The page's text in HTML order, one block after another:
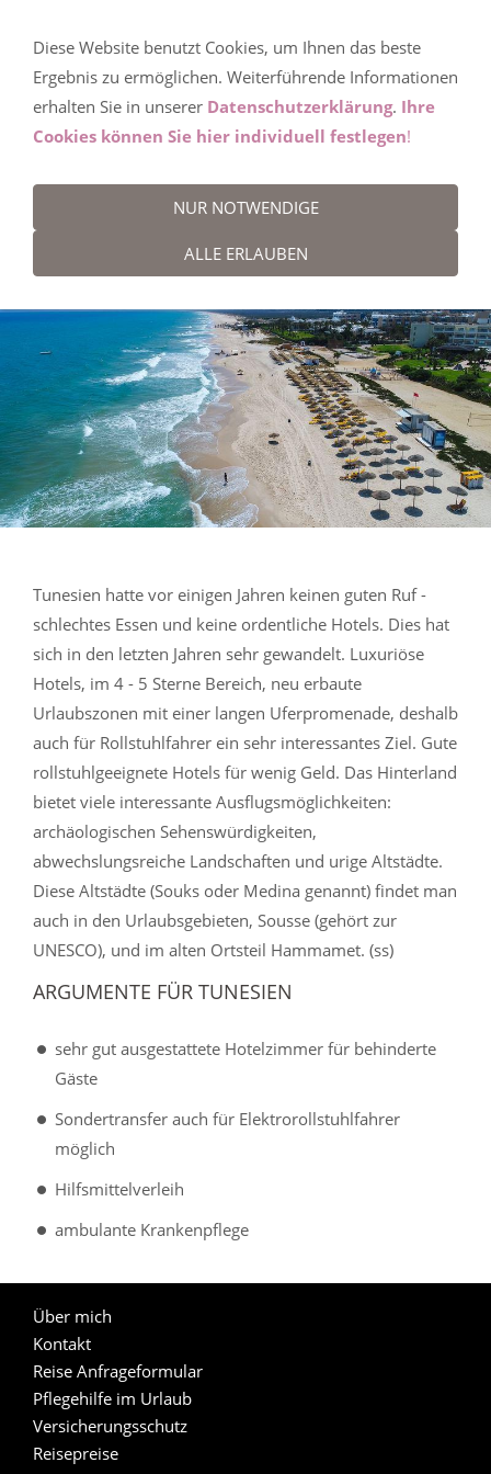
Tunesien
Tunesien hatte vor einigen Jahren keinen guten Ruf -
schlechtes Essen und keine ordentliche Hotels. Dies hat
sich in den letzten Jahren sehr gewandelt. Luxuriöse
Hotels, im 4 - 5 Sterne Bereich, neu erbaute
Urlaubszonen mit einer langen Uferpromenade, deshalb
auch für Rollstuhlfahrer ein sehr interessantes Ziel. Gute
rollstuhlgeeignete Hotels für wenig Geld. Das Hinterland
bietet viele interessante Ausflugsmöglichkeiten:
archäologischen Sehenswürdigkeiten,
abwechslungsreiche Landschaften und urige Altstädte.
Diese Altstädte (Souks oder Medina genannt) findet man
auch in den Urlaubsgebieten, Sousse (gehört zur
UNESCO), und im alten Ortsteil Hammamet. (ss)
ARGUMENTE FÜR TUNESIEN
sehr gut ausgestattete Hotelzimmer für behinderte
Gäste
Sondertransfer auch für Elektrorollstuhlfahrer
möglich
Hilfsmittelverleih
ambulante Krankenpflege
Über mich
Kontakt
Reise Anfrageformular
Pflegehilfe im Urlaub
Versicherungsschutz
Reisepreise
Diese Website benutzt Cookies, um Ihnen das beste
Ergebnis zu ermöglichen. Weiterführende Informationen
erhalten Sie in unserer Datenschutzerklärung. Ihre
Cookies können Sie hier individuell festlegen!
NUR NOTWENDIGE
ALLE ERLAUBEN